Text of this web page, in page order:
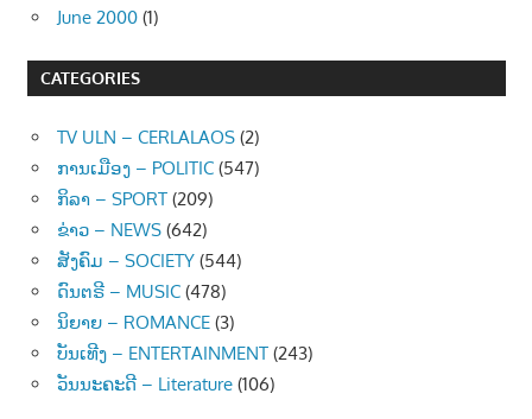
June 2000 (1)
CATEGORIES
TV ULN – CERLALAOS (2)
ການເມືອງ – POLITIC (547)
ກິລາ – SPORT (209)
ຂ່າວ – NEWS (642)
ສັງຄົມ – SOCIETY (544)
ດົນຕຣີ – MUSIC (478)
ນິຍາຍ – ROMANCE (3)
ບັນເທີງ – ENTERTAINMENT (243)
ວັນນະຄະດີ – Literature (106)